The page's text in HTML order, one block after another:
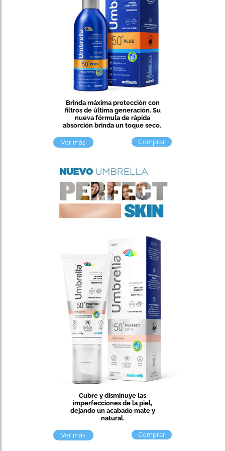
Brinda máxima protección con
filtros de última generación. Su
nueva fórmula de rápida
absorción brinda un toque seco. ​
Ver más Comprar
Cubre y disminuye las
imperfecciones de la piel,
dejando un acabado mate y
natural.
Ver más Comprar